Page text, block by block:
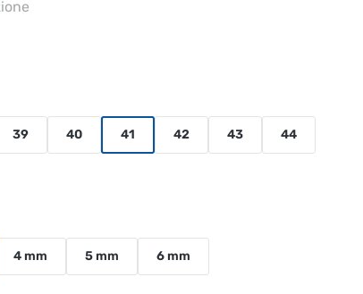
39 40 41 42 43 44
4 mm 5 mm 6 mm